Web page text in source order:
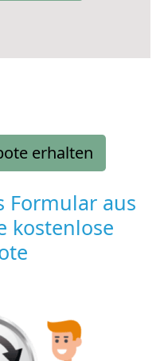
erhalten
Formular aus
kostenlose